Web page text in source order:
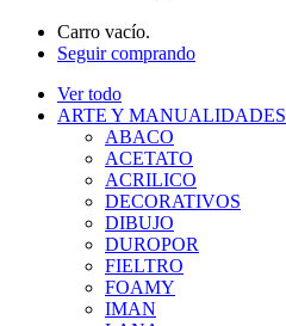
Carro vacío.
Seguir comprando
Ver todo
ARTE Y MANUALIDADES
ABACO
ACETATO
ACRILICO
DECORATIVOS
DIBUJO
DUROPOR
FIELTRO
FOAMY
IMAN